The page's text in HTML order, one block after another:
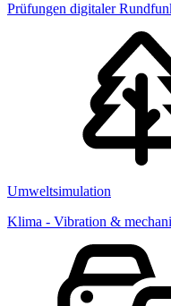
Prüfungen digitaler
Umweltsimulation
Klima - Vibration &